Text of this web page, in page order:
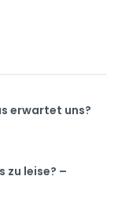
erwartet uns?
zu leise? –